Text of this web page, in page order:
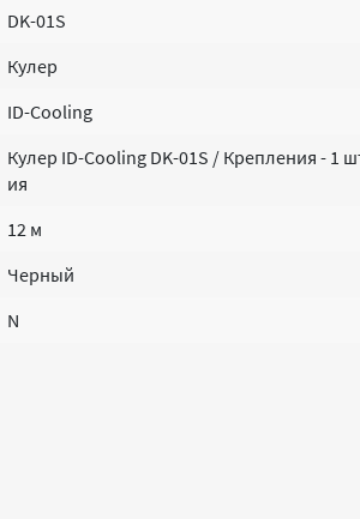
DK-01S
Кулер
ID-Cooling
Кулер ID-Cooling DK-01S / Крепления - 1
ия
12 м
Черный
N